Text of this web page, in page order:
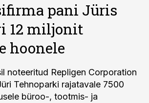
pani Jüris
12 miljonit
hoonele
noteeritud Repligen Corporation
Tehnoparki rajatavale 7500
büroo-, tootmis- ja